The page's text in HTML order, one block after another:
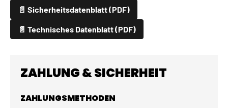
📄 Sicherheitsdatenblatt (PDF)
📄 Technisches Datenblatt (PDF)
ZAHLUNG & SICHERHEIT
ZAHLUNGSMETHODEN